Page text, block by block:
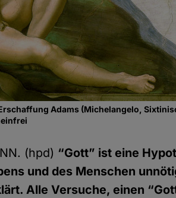
Adams (Michelangelo,
(hpd) “Gott” ist eine
und des Menschen
Alle Versuche, einen